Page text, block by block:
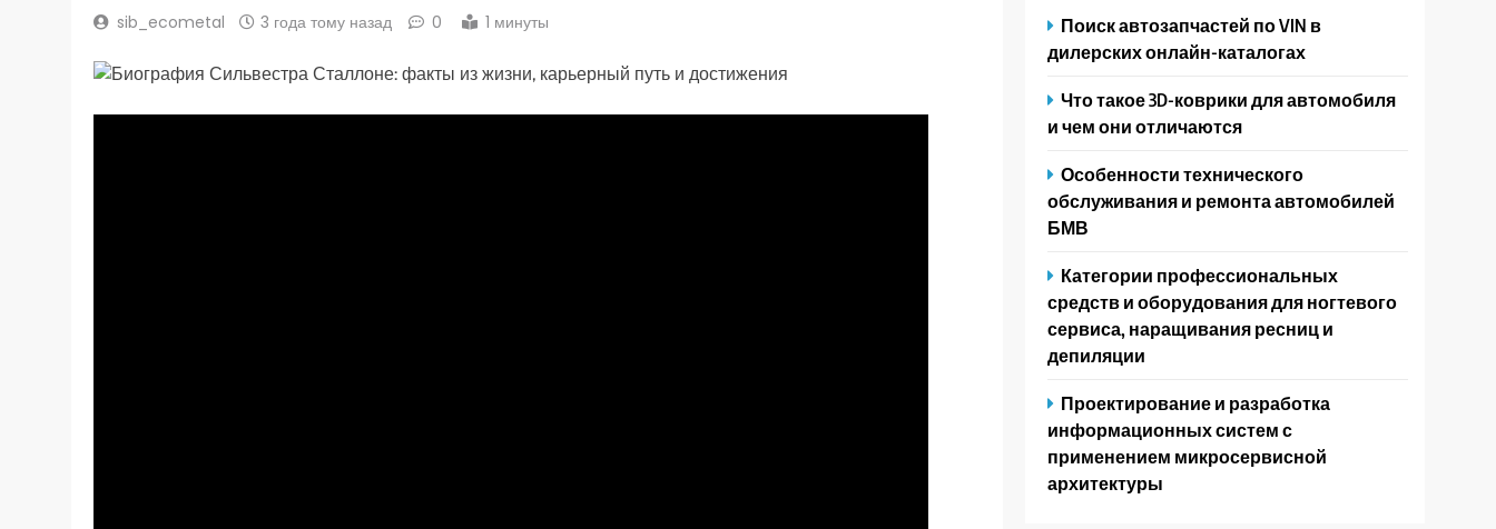
sib_ecometal 3 года тому назад 0 1 минуты
Поиск автозапчастей по VIN в
дилерских онлайн-каталогах
Что такое 3D-коврики для автомобиля
и чем они отличаются
Особенности технического
обслуживания и ремонта автомобилей
БМВ
Категории профессиональных
средств и оборудования для ногтевого
сервиса, наращивания ресниц и
депиляции
Проектирование и разработка
информационных систем с
применением микросервисной
архитектуры